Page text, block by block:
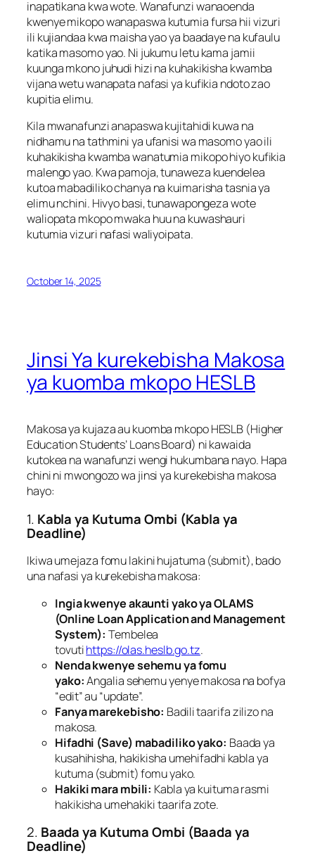
inapatikana kwa wote. Wanafunzi wanaoenda
kwenye mikopo wanapaswa kutumia fursa hii vizuri
ili kujiandaa kwa maisha yao ya baadaye na kufaulu
katika masomo yao. Ni jukumu letu kama jamii
kuunga mkono juhudi hizi na kuhakikisha kwamba
vijana wetu wanapata nafasi ya kufikia ndoto zao
kupitia elimu.
Kila mwanafunzi anapaswa kujitahidi kuwa na
nidhamu na tathmini ya ufanisi wa masomo yao ili
kuhakikisha kwamba wanatumia mikopo hiyo kufikia
malengo yao. Kwa pamoja, tunaweza kuendelea
kutoa mabadiliko chanya na kuimarisha tasnia ya
elimu nchini. Hivyo basi, tunawapongeza wote
waliopata mkopo mwaka huu na kuwashauri
kutumia vizuri nafasi waliyoipata.
October 14, 2025
Jinsi Ya kurekebisha Makosa
ya kuomba mkopo HESLB
Makosa ya kujaza au kuomba mkopo HESLB (Higher
Education Students’ Loans Board) ni kawaida
kutokea na wanafunzi wengi hukumbana nayo. Hapa
chini ni mwongozo wa jinsi ya kurekebisha makosa
hayo:
1. Kabla ya Kutuma Ombi (Kabla ya
Deadline)
Ikiwa umejaza fomu lakini hujatuma (submit), bado
una nafasi ya kurekebisha makosa:
Ingia kwenye akaunti yako ya OLAMS
(Online Loan Application and Management
System): Tembelea
tovutihttps://olas.heslb.go.tz.
Nenda kwenye sehemu ya fomu
yako:Angalia sehemu yenye makosa na bofya
“edit” au “update”.
Fanya marekebisho: Badili taarifa zilizo na
makosa.
Hifadhi (Save) mabadiliko yako: Baada ya
kusahihisha, hakikisha umehifadhi kabla ya
kutuma (submit) fomu yako.
Hakiki mara mbili: Kabla ya kuituma rasmi
hakikisha umehakiki taarifa zote.
2. Baada ya Kutuma Ombi (Baada ya
Deadline)